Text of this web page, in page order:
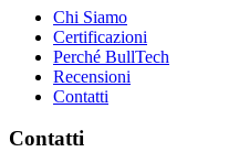
Chi Siamo
Certificazioni
Perché BullTech
Recensioni
Contatti
Contatti